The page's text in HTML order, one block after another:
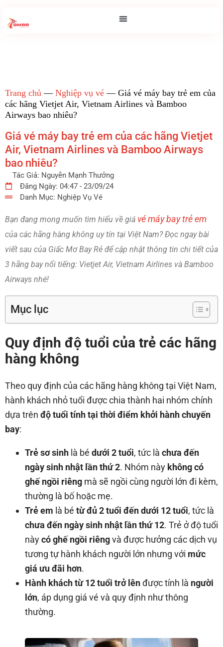
Trang chủ — Nghiệp vụ vé — Giá vé máy bay trẻ em của
các hãng Vietjet Air, Vietnam Airlines và Bamboo
Airways bao nhiêu?
Giá vé máy bay trẻ em của các hãng Vietjet
Air, Vietnam Airlines và Bamboo Airways
bao nhiêu?
Tác Giả: Nguyễn Mạnh Thưởng
Đăng Ngày: 04:47 - 23/09/24
Danh Mục: Nghiệp Vụ Vé
Bạn đang mong muốn tìm hiểu về giá vé máy bay trẻ em
của các hãng hàng không uy tín tại Việt Nam? Đọc ngay bài
viết sau của Giấc Mơ Bay Rẻ để cập nhật thông tin chi tiết của
3 hãng bay nổi tiếng: Vietjet Air, Vietnam Airlines và Bamboo
Airways nhé!
Mục lục
Quy định độ tuổi của trẻ các hãng
hàng không
Theo quy định của các hãng hàng không tại Việt Nam,
hành khách nhỏ tuổi được chia thành hai nhóm chính
dựa trên độ tuổi tính tại thời điểm khởi hành chuyến
bay:
Trẻ sơ sinh là bé dưới 2 tuổi, tức là chưa đến
ngày sinh nhật lần thứ 2. Nhóm này không có
ghế ngồi riêng mà sẽ ngồi cùng người lớn đi kèm,
thường là bố hoặc mẹ.
Trẻ em là bé từ đủ 2 tuổi đến dưới 12 tuổi, tức là
chưa đến ngày sinh nhật lần thứ 12. Trẻ ở độ tuổi
nàycó ghế ngồi riêngvà được hưởng các dịch vụ
tương tự hành khách người lớn nhưng với mức
giá ưu đãi hơn.
Hành khách từ 12 tuổi trở lênđược tính là người
lớn, áp dụng giá vé và quy định như thông
thường.